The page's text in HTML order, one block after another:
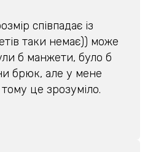
співпадає із
таки немає)) може
б манжети, було б
брюк, але у мене
це зрозуміло.